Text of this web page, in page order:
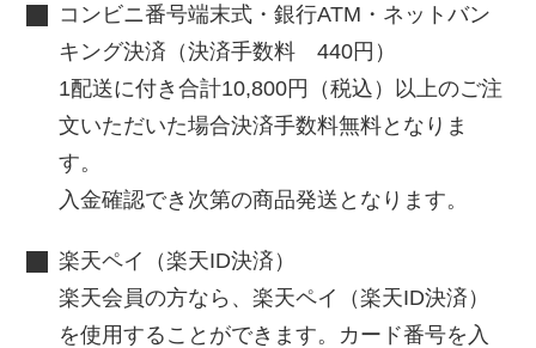
コンビニ番号端末式・銀行ATM・ネットバン
キング決済（決済手数料 440円）
1配送に付き合計10,800円（税込）以上のご注
文いただいた場合決済手数料無料となりま
す。
入金確認でき次第の商品発送となります。
楽天ペイ（楽天ID決済）
楽天会員の方なら、楽天ペイ（楽天ID決済）
を使用することができます。カード番号を入